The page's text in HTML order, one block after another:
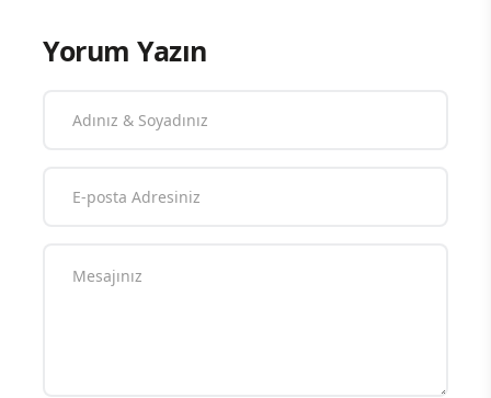
Yorum Yazın